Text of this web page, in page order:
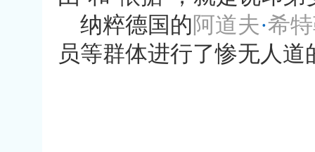
纳粹德国的阿道夫·希
员等群体进行了惨无人